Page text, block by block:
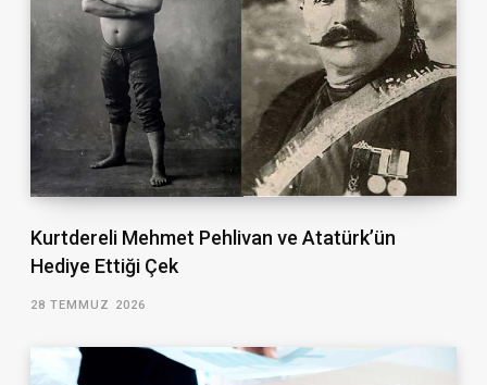
Kurtdereli Mehmet Pehlivan ve Atatürk’ün
Hediye Ettiği Çek
28 TEMMUZ 2026